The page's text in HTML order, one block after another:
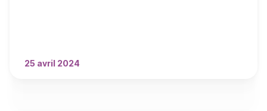
25 avril 2024